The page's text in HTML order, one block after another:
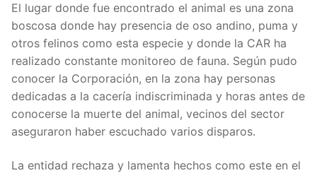
El lugar donde fue encontrado el animal es una zona
boscosa donde hay presencia de oso andino, puma y
otros felinos como esta especie y donde la CAR ha
realizado constante monitoreo de fauna. Según pudo
conocer la Corporación, en la zona hay personas
dedicadas a la cacería indiscriminada y horas antes de
conocerse la muerte del animal, vecinos del sector
aseguraron haber escuchado varios disparos.
La entidad rechaza y lamenta hechos como este en el